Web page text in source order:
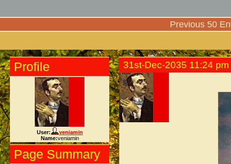
Previous 50
Profile
User:
veniamin
Name:veniamin
Page Summary
31st-Dec-2035 11:24 pm